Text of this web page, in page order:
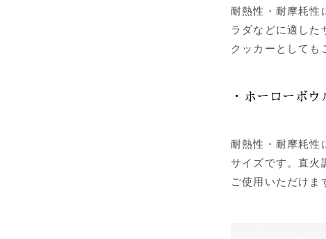
耐熱性・耐摩耗性
ラダなどに適した
クッカーとしても
・ホーローボウ
耐熱性・耐摩耗性
サイズです。直火
ご使用いただけま